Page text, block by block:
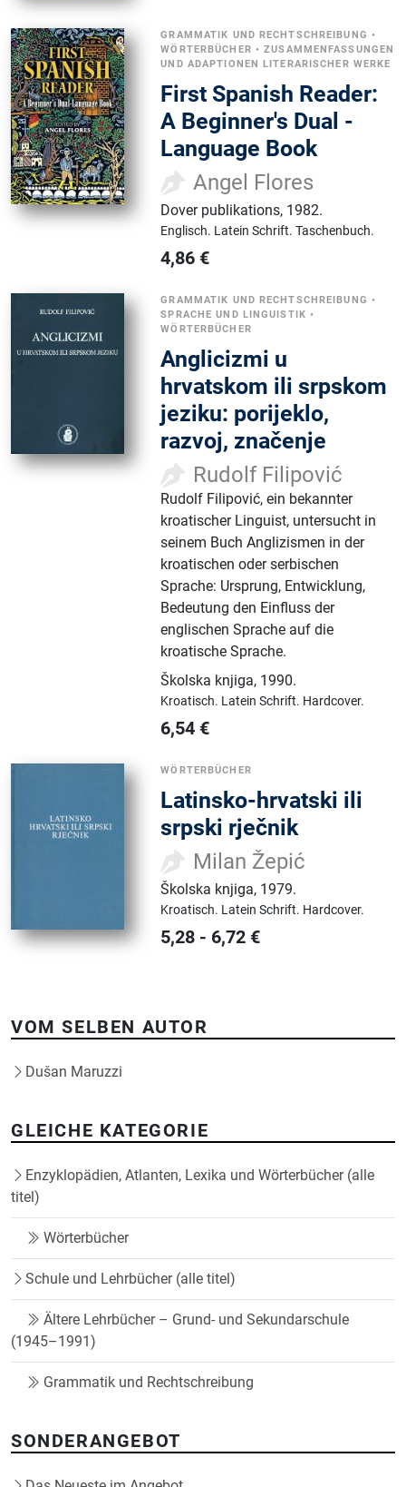
GRAMMATIK UND RECHTSCHREIBUNG •
WÖRTERBÜCHER •ZUSAMMENFASSUNGEN
UND ADAPTIONEN LITERARISCHER WERKE
First Spanish Reader:
A Beginner's Dual -
Language Book
Angel Flores
Dover publikations, 1982.
Englisch. Latein Schrift.Taschenbuch.
4,86 €
GRAMMATIK UND RECHTSCHREIBUNG •
SPRACHE UND LINGUISTIK •
WÖRTERBÜCHER
Anglicizmi u
hrvatskom ili srpskom
jeziku: porijeklo,
razvoj, značenje
Rudolf Filipović
Rudolf Filipović, ein bekannter
kroatischer Linguist, untersucht in
seinem Buch Anglizismen in der
kroatischen oder serbischen
Sprache: Ursprung, Entwicklung,
Bedeutung den Einfluss der
englischen Sprache auf die
kroatische Sprache.
Školska knjiga, 1990.
Kroatisch. Latein Schrift. Hardcover.
6,54 €
WÖRTERBÜCHER
Latinsko-hrvatski ili
srpski rječnik
Milan Žepić
Školska knjiga, 1979.
Kroatisch. Latein Schrift. Hardcover.
5,28 - 6,72 €
VOM SELBEN AUTOR
Dušan Maruzzi
GLEICHE KATEGORIE
Enzyklopädien, Atlanten, Lexika und Wörterbücher (alle
titel)
Wörterbücher
Schule und Lehrbücher (alle titel)
Ältere Lehrbücher – Grund- und Sekundarschule
(1945–1991)
Grammatik und Rechtschreibung
SONDERANGEBOT